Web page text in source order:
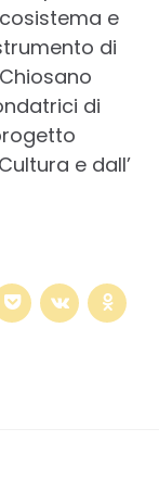
e
di
di
e dall’